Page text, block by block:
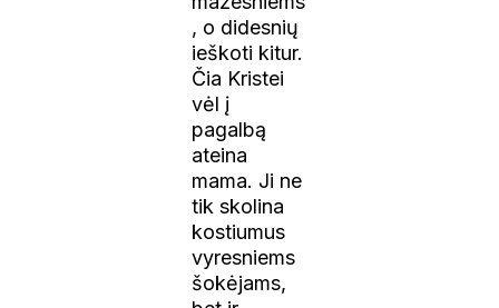
, o didesnių
ieškoti kitur.
Čia Kristei
vėl į
pagalbą
ateina
mama. Ji ne
tik skolina
kostiumus
vyresniems
šokėjams,